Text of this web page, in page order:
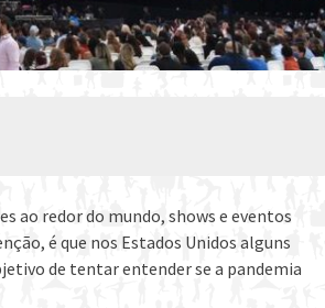
ao redor do mundo, shows e eventos
é que nos Estados Unidos alguns
de tentar entender se a pandemia